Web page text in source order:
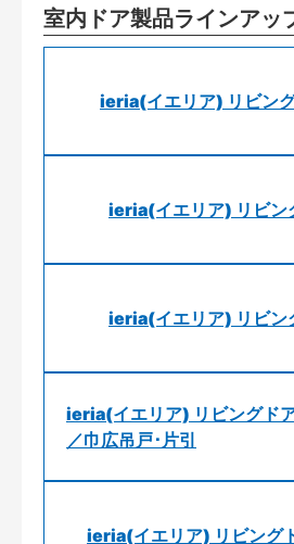
室内ドア製品ラインアッ
ieria(イエリア) リビン
ieria(イエリア) リビン
ieria(イエリア) リビン
ieria(イエリア) リビングド
／巾広吊戸･片引
ieria(イエリア) リビング